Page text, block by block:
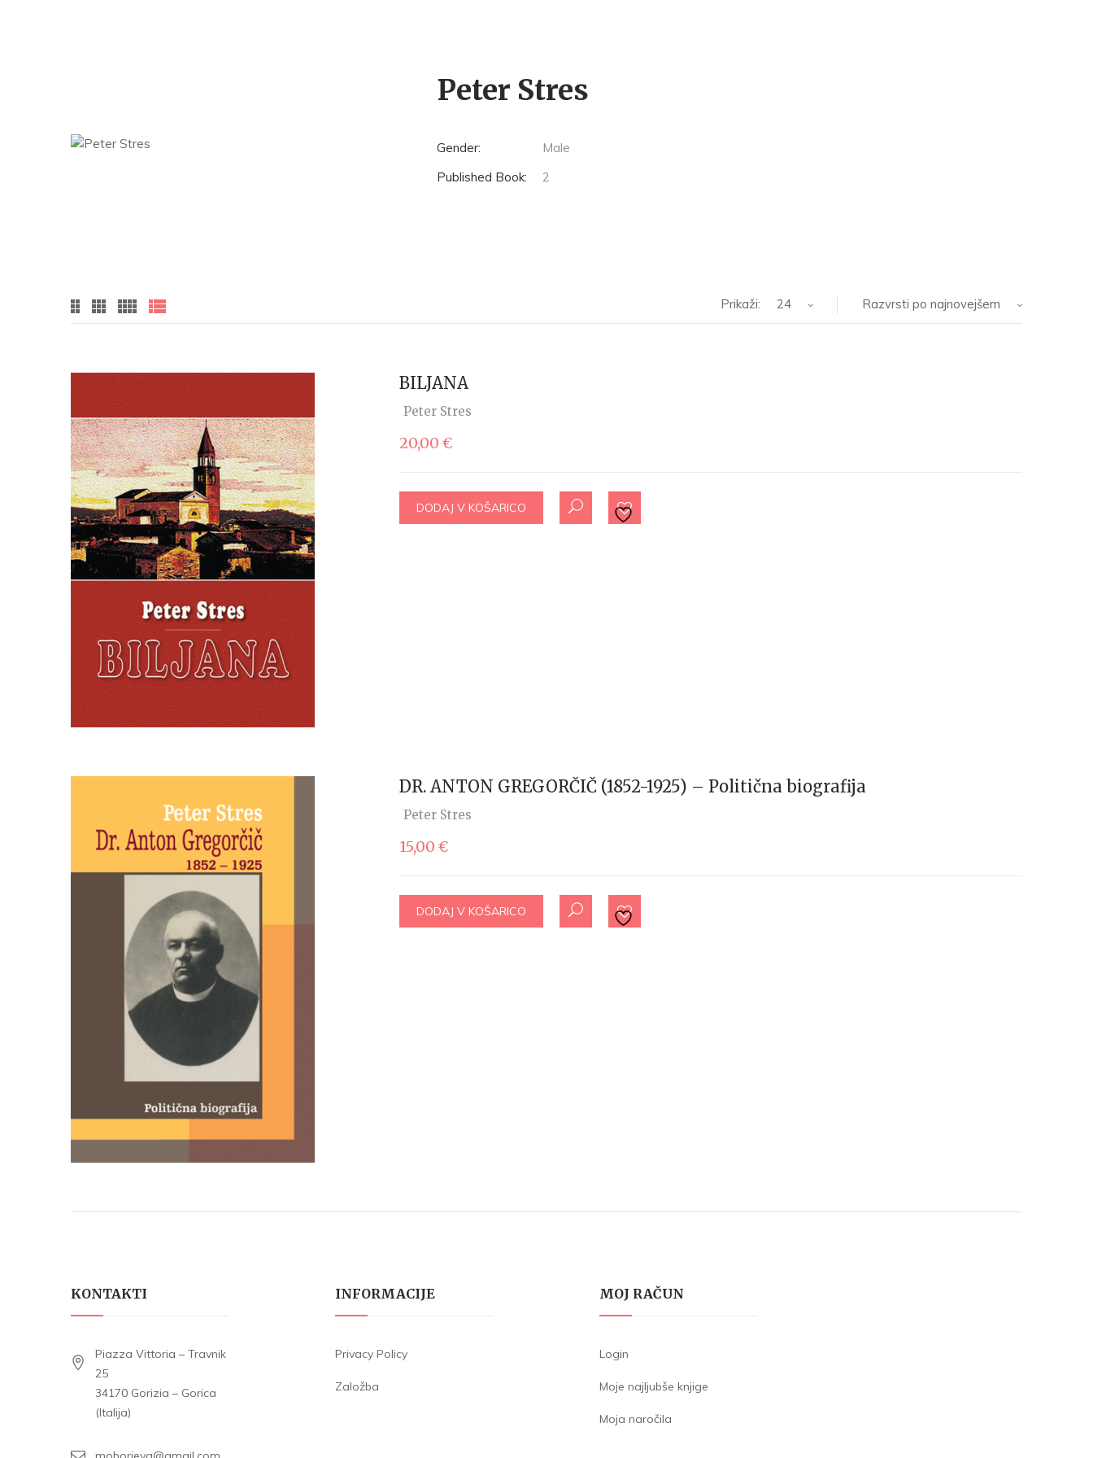
Peter Stres
Gender:
Male
Published Book:
2
Razvrsti po najnovejšem
Prikaži: 24
BILJANA
Peter Stres
20,00€
DODAJ V KOŠARICO
DR. ANTON GREGORČIČ (1852-1925) – Politična biografija
Peter Stres
15,00€
DODAJ V KOŠARICO
KONTAKTI
Piazza Vittoria – Travnik
25
34170 Gorizia – Gorica
(Italija)
INFORMACIJE
Privacy Policy
Založba
MOJ RAČUN
Login
Moje najljubše knjige
Moja naročila